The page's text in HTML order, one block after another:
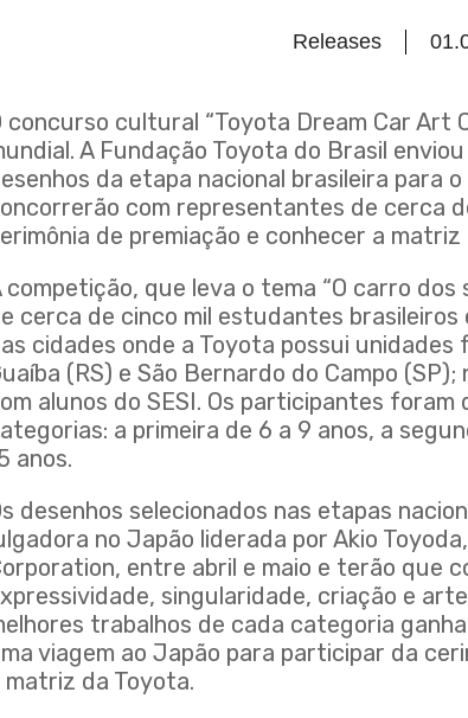
Releases
concurso cultural “Toyota Dream Car Art
A Fundação Toyota do Brasil
da etapa nacional brasileira para
com representantes de cerca
de premiação e conhecer a
competição, que leva o tema “O carro
cerca de cinco mil estudantes brasileiros
cidades onde a Toyota possui unidades
(RS) e São Bernardo do Campo
alunos do SESI. Os participantes
a primeira de 6 a 9 anos, a
anos.
desenhos selecionados nas etapas
no Japão liderada por Akio
entre abril e maio e terão que
singularidade, criação e
trabalhos de cada categoria
viagem ao Japão para participar da
matriz da Toyota.